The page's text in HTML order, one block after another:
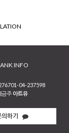
INFO
04-237598
금주 아트유
하기